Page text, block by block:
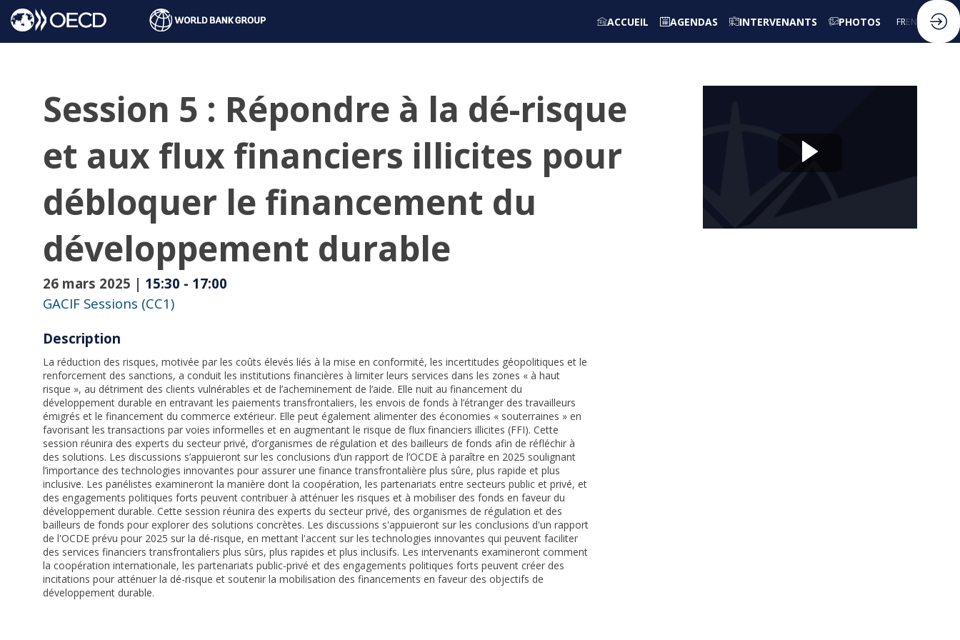
ACCUEIL AGENDAS INTERVENANTS PHOTOS FREN
Session 5 : Répondre à la dé-risque
et aux flux financiers illicites pour
débloquer le financement du
développement durable
26 mars 2025 | 15:30 - 17:00
GACIF Sessions (CC1)
Description
La réduction des risques, motivée par les coûts élevés liés à la mise en conformité, les incertitudes géopolitiques et le
renforcement des sanctions, a conduit les institutions financières à limiter leurs services dans les zones « à haut
risque », au détriment des clients vulnérables et de l’acheminement de l’aide. Elle nuit au financement du
développement durable en entravant les paiements transfrontaliers, les envois de fonds à l’étranger des travailleurs
émigrés et le financement du commerce extérieur. Elle peut également alimenter des économies « souterraines » en
favorisant les transactions par voies informelles et en augmentant le risque de flux financiers illicites (FFI). Cette
session réunira des experts du secteur privé, d’organismes de régulation et des bailleurs de fonds afin de réfléchir à
des solutions. Les discussions s’appuieront sur les conclusions d’un rapport de l’OCDE à paraître en 2025 soulignant
l’importance des technologies innovantes pour assurer une finance transfrontalière plus sûre, plus rapide et plus
inclusive. Les panélistes examineront la manière dont la coopération, les partenariats entre secteurs public et privé, et
des engagements politiques forts peuvent contribuer à atténuer les risques et à mobiliser des fonds en faveur du
développement durable. Cette session réunira des experts du secteur privé, des organismes de régulation et des
bailleurs de fonds pour explorer des solutions concrètes. Les discussions s'appuieront sur les conclusions d'un rapport
de l'OCDE prévu pour 2025 sur la dé-risque, en mettant l'accent sur les technologies innovantes qui peuvent faciliter
des services financiers transfrontaliers plus sûrs, plus rapides et plus inclusifs. Les intervenants examineront comment
la coopération internationale, les partenariats public-privé et des engagements politiques forts peuvent créer des
incitations pour atténuer la dé-risque et soutenir la mobilisation des financements en faveur des objectifs de
développement durable.